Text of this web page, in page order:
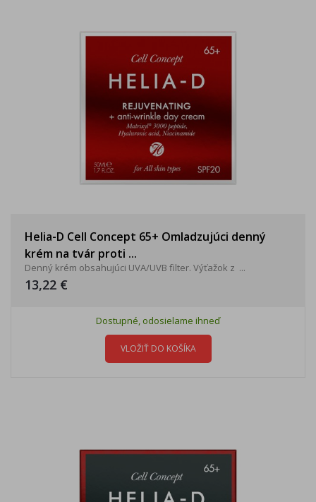
Helia-D Cell Concept 65+ Omladzujúci denný
krém na tvár proti ...
Denný krém obsahujúci UVA/UVB filter. Výťažok z ...
13,22 €
Dostupné, odosielame ihneď
VLOŽIŤ DO KOŠÍKA